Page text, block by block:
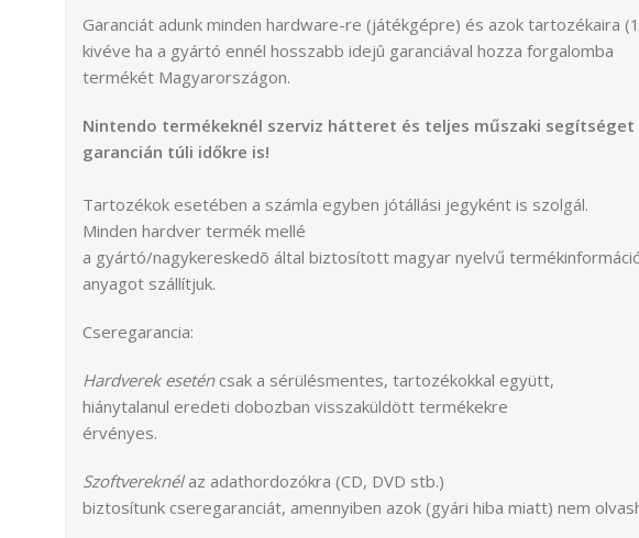
Garanciát adunk minden hardware-re (játékgépre) és azok tartozékaira
kivéve ha a gyártó ennél hosszabb idejû garanciával hozza forgalomba
termékét Magyarországon.
Nintendo termékeknél szerviz hátteret és teljes műszaki
garancián túli időkre is!
Tartozékok esetében a számla egyben jótállási jegyként is szolgál.
Minden hardver termék mellé
a gyártó/nagykereskedõ által biztosított magyar nyelvű
anyagot szállítjuk.
Cseregarancia:
Hardverek esetén csak a sérülésmentes, tartozékokkal együtt,
hiánytalanul eredeti dobozban visszaküldött termékekre
érvényes.
Szoftvereknél az adathordozókra (CD, DVD stb.)
biztosítunk cseregaranciát, amennyiben azok (gyári hiba miatt) nem